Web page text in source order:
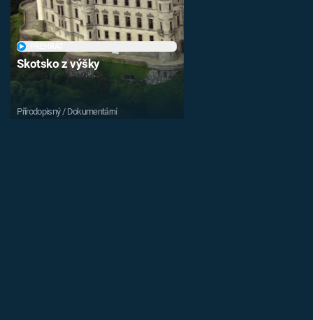
Skotsko z výšky
Přírodopisný / Dokumentární